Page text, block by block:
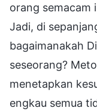
orang semacam
Jadi, di
bagaimanakah
seseorang?
menetapkan
engkau semua